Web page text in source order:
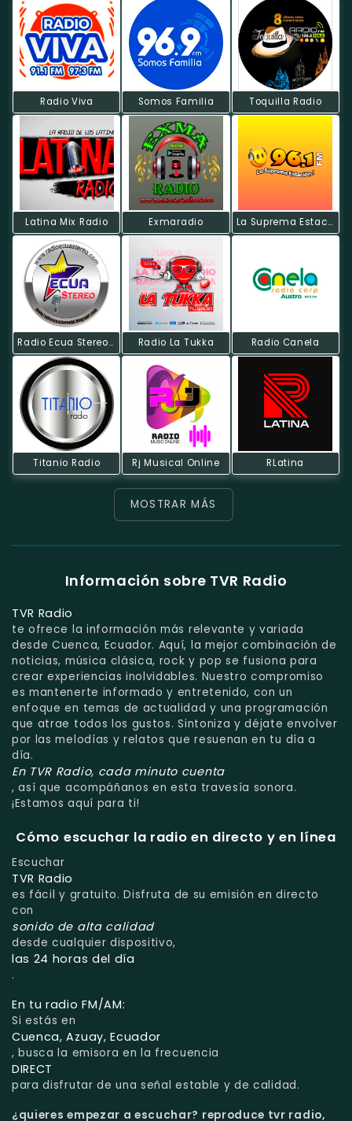
Radio Viva Somos Familia Toquilla Radio
Latina Mix Radio Exmaradio La Suprema Estacion
Radio Ecua Stereo HD Radio La Tukka Radio Canela
Titanio Radio Rj Musical Online RLatina
MOSTRAR MÁS
Información sobre TVR Radio
TVR Radio
te ofrece la información más relevante y variada
desde Cuenca, Ecuador. Aquí, la mejor combinación de
noticias, música clásica, rock y pop se fusiona para
crear experiencias inolvidables. Nuestro compromiso
es mantenerte informado y entretenido, con un
enfoque en temas de actualidad y una programación
que atrae todos los gustos. Sintoniza y déjate envolver
por las melodías y relatos que resuenan en tu día a
día.
En TVR Radio, cada minuto cuenta
, así que acompáñanos en esta travesía sonora.
¡Estamos aquí para ti!
Cómo escuchar la radio en directo y en línea
Escuchar
TVR Radio
es fácil y gratuito. Disfruta de su emisión en directo
con
sonido de alta calidad
desde cualquier dispositivo,
las 24 horas del día
.
En tu radio FM/AM:
Si estás en
Cuenca, Azuay, Ecuador
, busca la emisora en la frecuencia
DIRECT
para disfrutar de una señal estable y de calidad.
¿quieres empezar a escuchar? reproduce tvr radio,